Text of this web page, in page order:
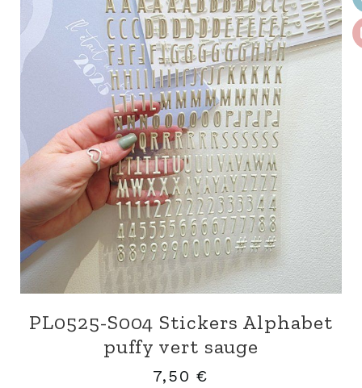
PL0525-S004 Stickers Alphabet
puffy vert sauge
7,50 €